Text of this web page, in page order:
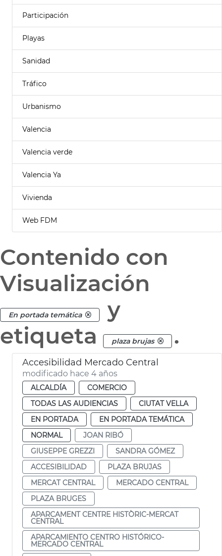
Participación
Playas
Sanidad
Tráfico
Urbanismo
Valencia
Valencia verde
Valencia Ya
Vivienda
Web FDM
Contenido con
Visualización
En portada temática
y
etiqueta
plaza brujas .
Accesibilidad Mercado Central
modificado hace 4 años
ALCALDÍA
COMERCIO
TODAS LAS AUDIENCIAS
CIUTAT VELLA
EN PORTADA
EN PORTADA TEMÁTICA
NORMAL
JOAN RIBÓ
GIUSEPPE GREZZI
SANDRA GÓMEZ
ACCESIBILIDAD
PLAZA BRUJAS
MERCAT CENTRAL
MERCADO CENTRAL
PLAZA BRUGES
APARCAMENT CENTRE HISTÒRIC-MERCAT
CENTRAL
APARCAMIENTO CENTRO HISTÓRICO-
MERCADO CENTRAL